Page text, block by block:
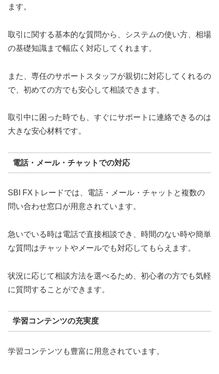
ます。
取引に関する基本的な質問から、システムの使い方、相場
の基礎知識まで幅広く対応してくれます。
また、専任のサポートスタッフが親切に対応してくれるの
で、初めての方でも安心して相談できます。
取引中に困った時でも、すぐにサポートに連絡できるのは
大きな安心材料です。
電話・メール・チャットでの対応
SBI FXトレードでは、電話・メール・チャットと複数の
問い合わせ窓口が用意されています。
急いでいる時は電話で直接相談でき、時間のない時や簡単
な質問はチャットやメールでも対応してもらえます。
状況に応じて相談方法を選べるため、初心者の方でも気軽
に質問することができます。
学習コンテンツの充実度
学習コンテンツも豊富に用意されています。